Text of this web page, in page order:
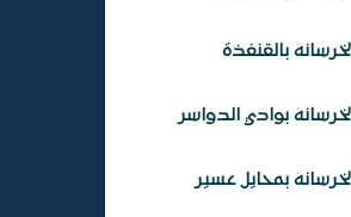
بالقنفذة
بوادي الدواسر
بمحايل عسير